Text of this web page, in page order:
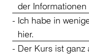
der
Ich habe in
hier.
Der Kurs ist ganz